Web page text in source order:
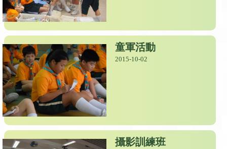
童軍活動
2015-10-02
攝影訓練班